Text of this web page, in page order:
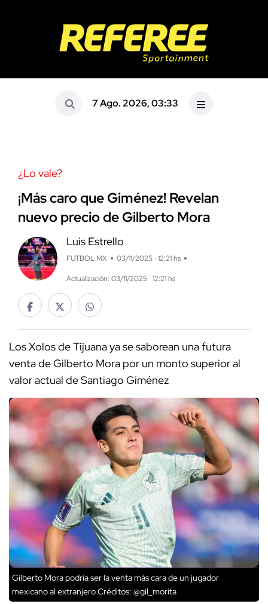
7 Ago. 2026, 03:33
¿Lo vale?
¡Más caro que Giménez! Revelan
nuevo precio de Gilberto Mora
Luis Estrello
FUTBOL MX 03/11/2025 · 12:21 hs
Actualización: 03/11/2025 · 12:21 hs
Los Xolos de Tijuana ya se saborean una futura
venta de Gilberto Mora por un monto superior al
valor actual de Santiago Giménez
Gilberto Mora podría ser la venta más cara de un jugador
mexicano al extranjeroCréditos: @gil_morita